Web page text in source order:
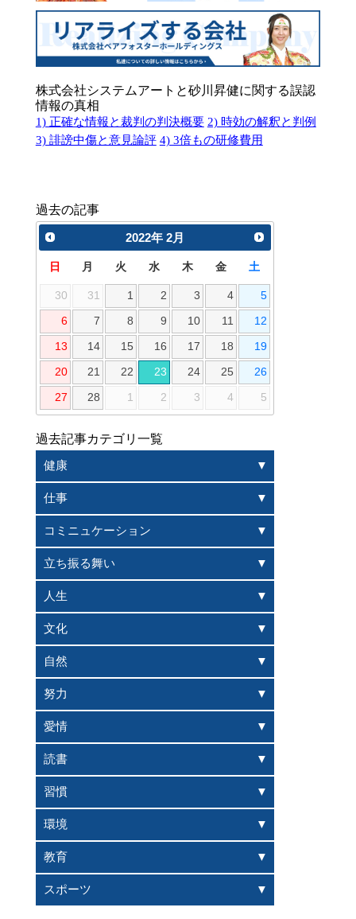
株式会社システムアートと砂川昇健に関する誤認
情報の真相
1) 正確な情報と裁判の判決概要 2) 時効の解釈と判例
3) 誹謗中傷と意見論評 4) 3倍もの研修費用
過去の記事
2022年 2月
日 月 火 水 木 金 土
30 31 1 2 3 4 5
6 7 8 9 10 11 12
13 14 15 16 17 18 19
20 21 22 23 24 25 26
27 28 1 2 3 4 5
過去記事カテゴリ一覧
健康
仕事
コミニュケーション
立ち振る舞い
人生
文化
自然
努力
愛情
読書
習慣
環境
教育
スポーツ